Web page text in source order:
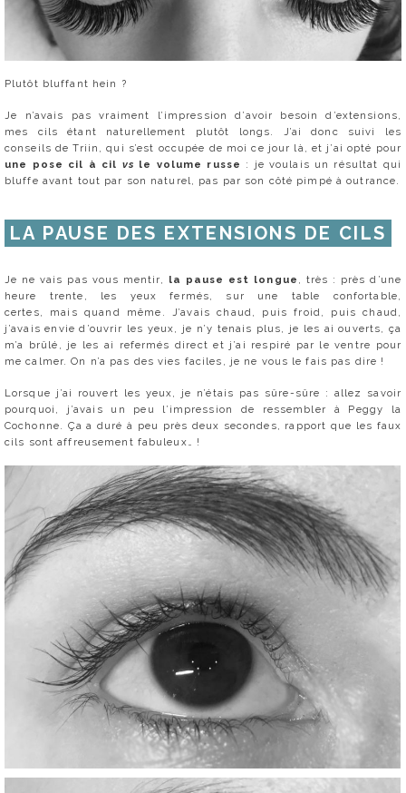
Plutôt bluffant hein ?
Je n’avais pas vraiment l’impression d’avoir besoin d’extensions,
mes cils étant naturellement plutôt longs. J’ai donc suivi les
conseils de Triin, qui s’est occupée de moi ce jour là, et j’ai opté pour
une pose cil à cil vs le volume russe : je voulais un résultat qui
bluffe avant tout par son naturel, pas par son côté pimpé à outrance.
LA PAUSE DES EXTENSIONS DE CILS
Je ne vais pas vous mentir, la pause est longue , très : près d’une
heure trente, les yeux fermés, sur une table confortable,
certes, mais quand même. J’avais chaud, puis froid, puis chaud,
j’avais envie d’ouvrir les yeux, je n’y tenais plus, je les ai ouverts, ça
m’a brûlé, je les ai refermés direct et j’ai respiré par le ventre pour
me calmer. On n’a pas des vies faciles, je ne vous le fais pas dire !
Lorsque j’ai rouvert les yeux, je n’étais pas sûre-sûre : allez savoir
pourquoi, j’avais un peu l’impression de ressembler à Peggy la
Cochonne. Ça a duré à peu près deux secondes, rapport que les faux
cils sont affreusement fabuleux… !